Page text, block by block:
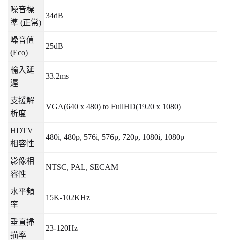
噪音標
準 (正常)
34dB
噪音值
(Eco)
25dB
輸入延
遲
33.2ms
支援解
析度
VGA(640 x 480) to FullHD(1920 x 1080)
HDTV
相容性
480i, 480p, 576i, 576p, 720p, 1080i, 1080p
影像相
容性
NTSC, PAL, SECAM
水平頻
率
15K-102KHz
垂直掃
描率
23-120Hz